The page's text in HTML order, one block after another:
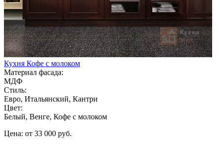
Кухня Кофе с молоком
Материал фасада:
МДФ
Стиль:
Евро, Итальянский, Кантри
Цвет:
Белый, Венге, Кофе с молоком
Цена: от 33 000 руб.